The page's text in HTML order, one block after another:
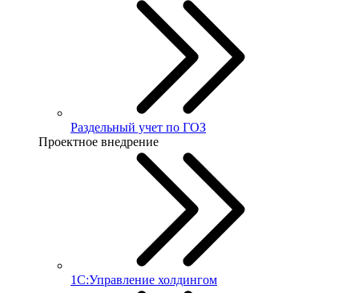
Раздельный учет по ГОЗ
Проектное внедрение
1С:Управление холдингом